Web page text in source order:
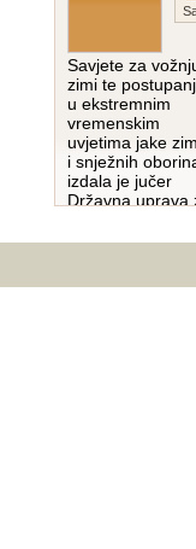
Savjete za
zimi te
u ekstremnim
vremenskim
uvjetima jake
i snježnih
izdala je jučer
Državna uprava